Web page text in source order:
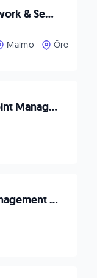
Pre-sale Network & Security
Malmö Örebro
Senior Endpoint Management Specialist
Endpoint Management Specialist